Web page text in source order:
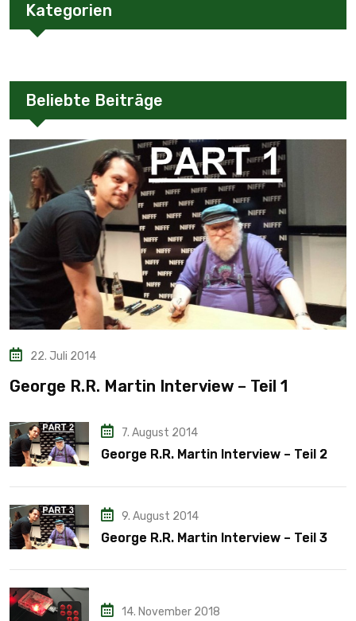
Kategorien
Beliebte Beiträge
22. Juli 2014
George R.R. Martin Interview – Teil 1
7. August 2014
George R.R. Martin Interview – Teil 2
9. August 2014
George R.R. Martin Interview – Teil 3
14. November 2018